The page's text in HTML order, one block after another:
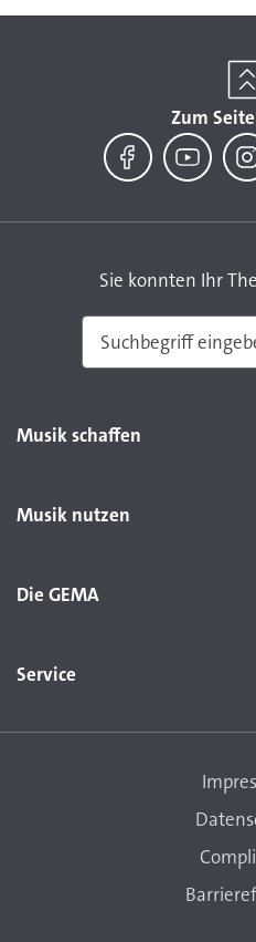
Informationsblatt zur
Zum
Sie konnten Ihr
Musik schaffen
Musik nutzen
Die GEMA
Service